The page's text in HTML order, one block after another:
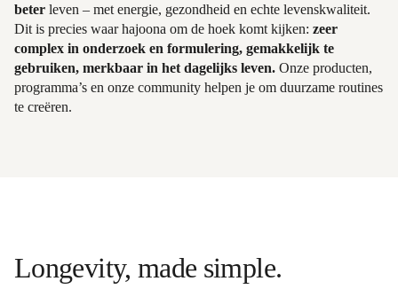
beter leven – met energie, gezondheid en echte levenskwaliteit.
Dit is precies waar hajoona om de hoek komt kijken: zeer
complex in onderzoek en formulering, gemakkelijk te
gebruiken, merkbaar in het dagelijks leven. Onze producten,
programma’s en onze community helpen je om duurzame routines
te creëren.
Longevity, made simple.